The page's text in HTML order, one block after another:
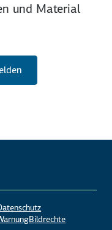
und Material
Bildrechte